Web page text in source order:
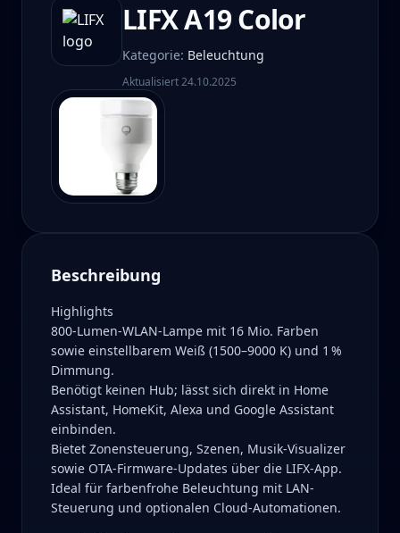
LIFX A19 Color
Kategorie: Beleuchtung
Aktualisiert24.10.2025
Beschreibung
Highlights
800-Lumen-WLAN-Lampe mit 16 Mio. Farben
sowie einstellbarem Weiß (1500–9000 K) und 1 %
Dimmung.
Benötigt keinen Hub; lässt sich direkt in Home
Assistant, HomeKit, Alexa und Google Assistant
einbinden.
Bietet Zonensteuerung, Szenen, Musik-Visualizer
sowie OTA-Firmware-Updates über die LIFX-App.
Ideal für farbenfrohe Beleuchtung mit LAN-
Steuerung und optionalen Cloud-Automationen.